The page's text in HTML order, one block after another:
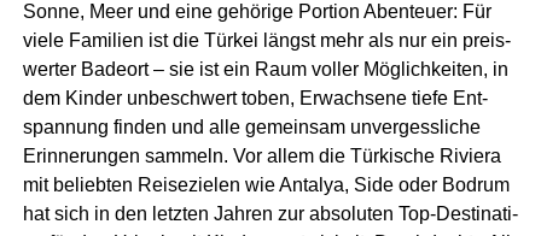
Son­ne, Meer und eine gehö­ri­ge Por­ti­on Aben­teu­er: Für
vie­le Fami­li­en ist die Tür­kei längst mehr als nur ein preis­
wer­ter Bade­ort – sie ist ein Raum vol­ler Mög­lich­kei­ten, in
dem Kin­der unbe­schwert toben, Erwach­se­ne tie­fe Ent­
span­nung fin­den und alle gemein­sam unver­gess­li­che
Erin­ne­run­gen sam­meln. Vor allem die Tür­ki­sche Rivie­ra
mit belieb­ten Rei­se­zie­len wie Anta­lya, Side oder Bodrum
hat sich in den letz­ten Jah­ren zur abso­lu­ten Top-Desti­na­ti­